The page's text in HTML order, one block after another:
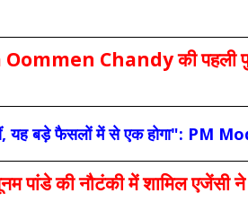
Chandy की पहली
यह बड़े फैसलों में से एक होगा": PM
की नौटंकी में शामिल एजेंसी ने